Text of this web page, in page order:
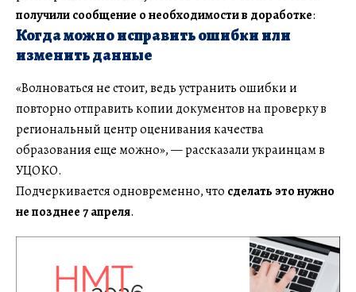
получили сообщение о необходимости в доработке:
Когда можно исправить ошибки или
изменить данные
«Волноваться не стоит, ведь устранить ошибки и
повторно отправить копии документов на проверку в
региональный центр оценивания качества
образования еще можно», — рассказали украинцам в
УЦОКО.
Подчеркивается одновременно, что сделать это нужно
не позднее 7 апреля.